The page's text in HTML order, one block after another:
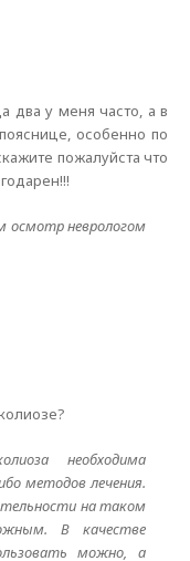
два у меня часто, а в
особенно по
пожалуйста что
осмотр неврологом
необходима
методов лечения.
на таком
В качестве
можно, а